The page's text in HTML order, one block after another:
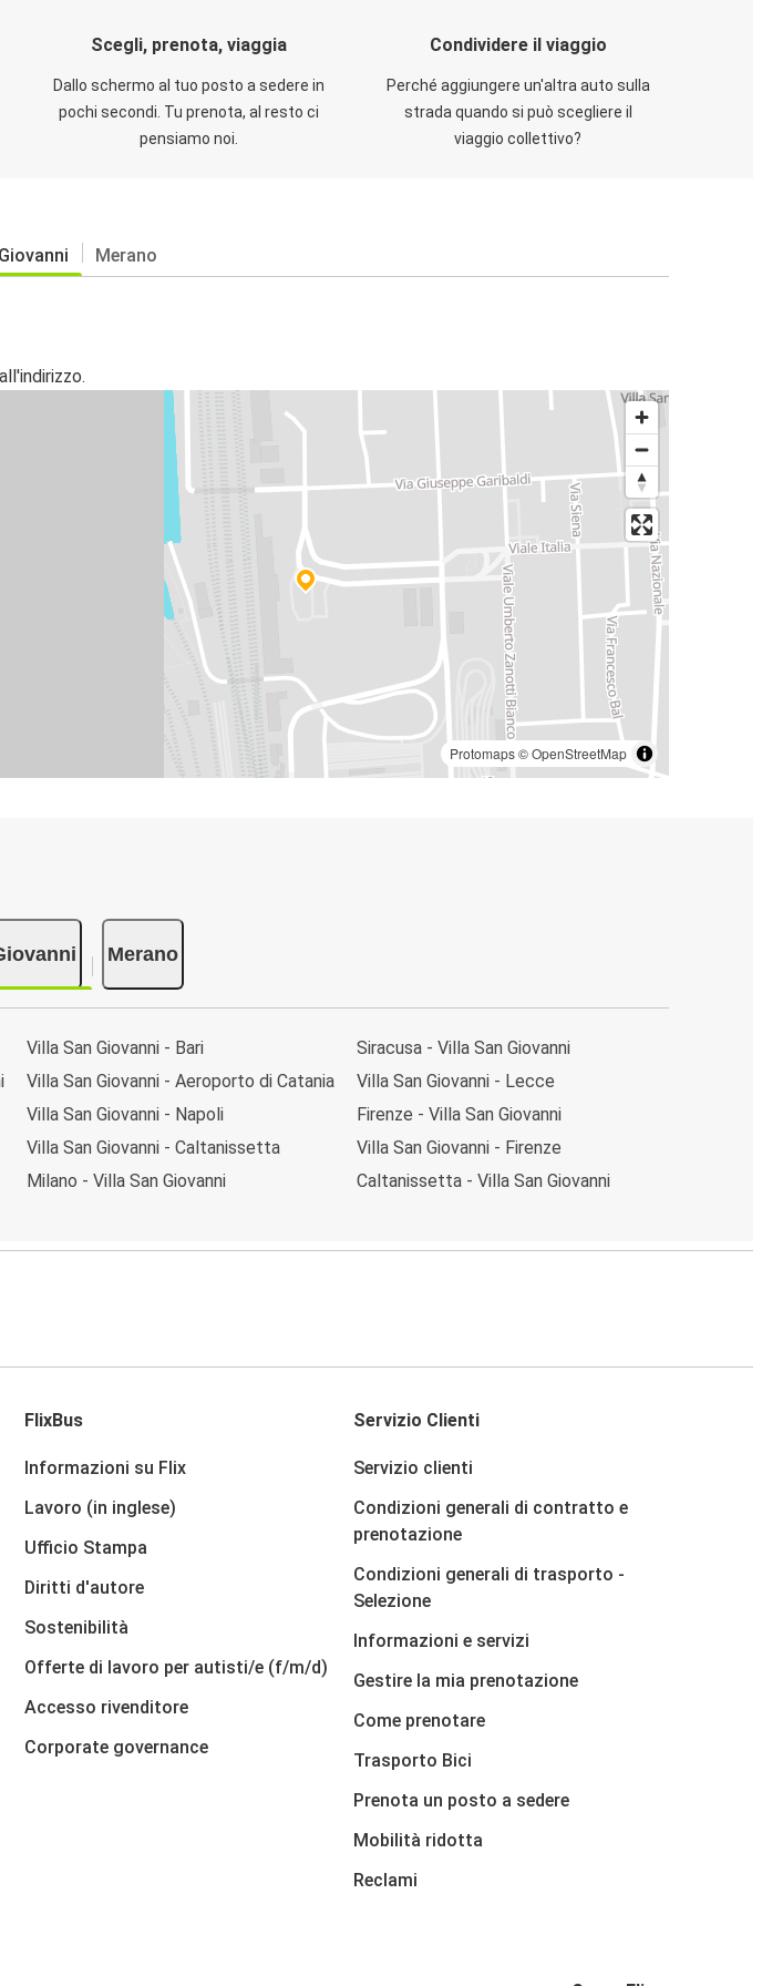
Scegli, prenota, viaggia
Dallo schermo al tuo posto a sedere in
pochi secondi. Tu prenota, al resto ci
pensiamo noi.
Condividere il viaggio
Perché aggiungere un'altra auto sulla
strada quando si può scegliere il
viaggio collettivo?
Merano
Protomaps©OpenStreetMap
Merano
Villa San Giovanni - Bari
Villa San Giovanni - Aeroporto di Catania
Villa San Giovanni - Napoli
Villa San Giovanni - Caltanissetta
Milano - Villa San Giovanni
Siracusa - Villa San Giovanni
Villa San Giovanni - Lecce
Firenze - Villa San Giovanni
Villa San Giovanni - Firenze
Caltanissetta - Villa San Giovanni
FlixBus
Informazioni su Flix
Lavoro (in inglese)
Ufficio Stampa
Diritti d'autore
Sostenibilità
Offerte di lavoro per autisti/e (f/m/d)
Accesso rivenditore
Corporate governance
Servizio Clienti
Servizio clienti
Condizioni generali di contratto e
prenotazione
Condizioni generali di trasporto -
Selezione
Informazioni e servizi
Gestire la mia prenotazione
Come prenotare
Trasporto Bici
Prenota un posto a sedere
Mobilità ridotta
Reclami